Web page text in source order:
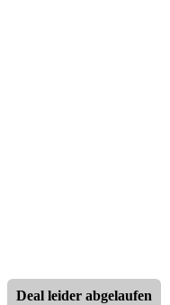
Deal leider abgelaufen